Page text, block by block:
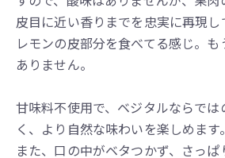
皮目に近い香りまでを忠実に再現
レモンの皮部分を食べてる感じ。
ありません。
甘味料不使用で、ベジタルならで
く、より自然な味わいを楽しめます。
また、口の中がベタつかず、さっ